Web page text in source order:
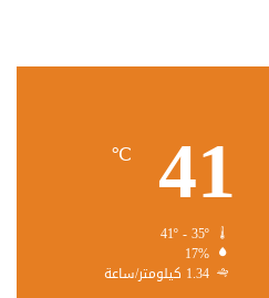
41
℃
17%
1.34 كيلومتر/ساعة